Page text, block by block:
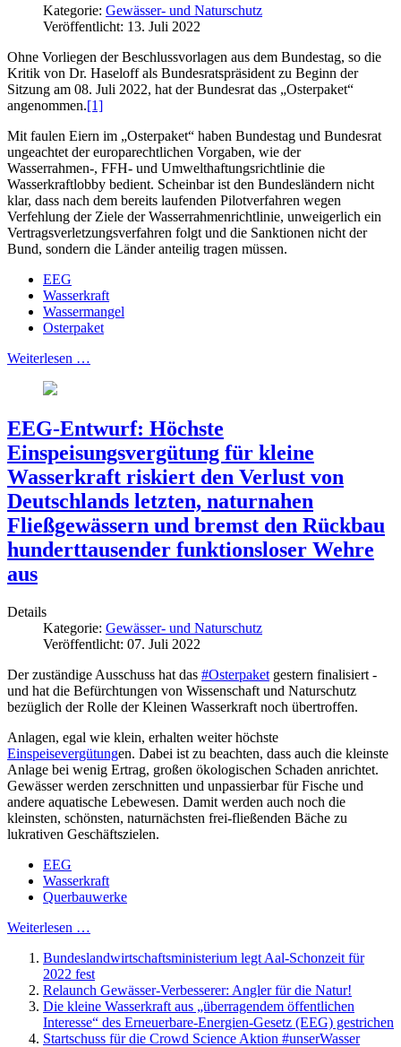
Kategorie: Gewässer- und Naturschutz
Veröffentlicht: 13. Juli 2022
Ohne Vorliegen der Beschlussvorlagen aus dem Bundestag, so die
Kritik von Dr. Haseloff als Bundesratspräsident zu Beginn der
Sitzung am 08. Juli 2022, hat der Bundesrat das „Osterpaket“
angenommen.[1]
Mit faulen Eiern im „Osterpaket“ haben Bundestag und Bundesrat
ungeachtet der europarechtlichen Vorgaben, wie der
Wasserrahmen-, FFH- und Umwelthaftungsrichtlinie die
Wasserkraftlobby bedient. Scheinbar ist den Bundesländern nicht
klar, dass nach dem bereits laufenden Pilotverfahren wegen
Verfehlung der Ziele der Wasserrahmenrichtlinie, unweigerlich ein
Vertragsverletzungsverfahren folgt und die Sanktionen nicht der
Bund, sondern die Länder anteilig tragen müssen.
EEG
Wasserkraft
Wassermangel
Osterpaket
Weiterlesen …
EEG-Entwurf: Höchste
Einspeisungsvergütung für kleine
Wasserkraft riskiert den Verlust von
Deutschlands letzten, naturnahen
Fließgewässern und bremst den Rückbau
hunderttausender funktionsloser Wehre
aus
Details
Kategorie: Gewässer- und Naturschutz
Veröffentlicht: 07. Juli 2022
Der zuständige Ausschuss hat das #Osterpaket gestern finalisiert -
und hat die Befürchtungen von Wissenschaft und Naturschutz
bezüglich der Rolle der Kleinen Wasserkraft noch übertroffen.
Anlagen, egal wie klein, erhalten weiter höchste
Einspeisevergütungen. Dabei ist zu beachten, dass auch die kleinste
Anlage bei wenig Ertrag, großen ökologischen Schaden anrichtet.
Gewässer werden zerschnitten und unpassierbar für Fische und
andere aquatische Lebewesen. Damit werden auch noch die
kleinsten, schönsten, naturnächsten frei-fließenden Bäche zu
lukrativen Geschäftszielen.
EEG
Wasserkraft
Querbauwerke
Weiterlesen …
Bundeslandwirtschaftsministerium legt Aal-Schonzeit für
2022 fest
Relaunch Gewässer-Verbesserer: Angler für die Natur!
Die kleine Wasserkraft aus „überragendem öffentlichen
Interesse“ des Erneuerbare-Energien-Gesetz (EEG) gestrichen
Startschuss für die Crowd Science Aktion #unserWasser